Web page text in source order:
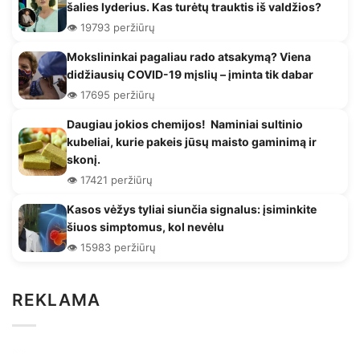
šalies lyderius. Kas turėtų trauktis iš valdžios?
👁️ 19793 peržiūrų
Mokslininkai pagaliau rado atsakymą? Viena
didžiausių COVID-19 mįslių – įminta tik dabar
👁️ 17695 peržiūrų
Daugiau jokios chemijos! Naminiai sultinio
kubeliai, kurie pakeis jūsų maisto gaminimą ir
skonį.
👁️ 17421 peržiūrų
Kasos vėžys tyliai siunčia signalus: įsiminkite
šiuos simptomus, kol nevėlu
👁️ 15983 peržiūrų
REKLAMA